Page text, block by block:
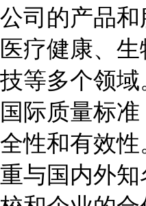
公司的产品
医疗健康、
技等多个领
国际质量标
全性和有效
重与国内外